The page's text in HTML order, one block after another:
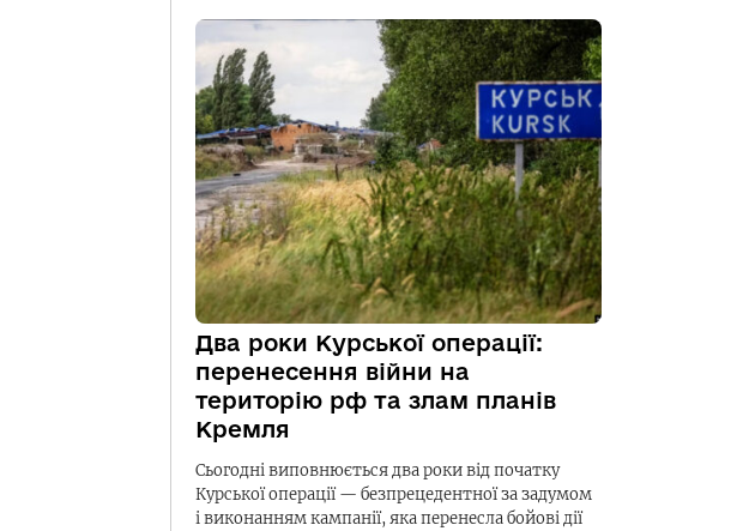
Два роки Курської операції:
перенесення війни на
територію рф та злам планів
Кремля
Сьогодні виповнюється два роки від початку
Курської операції — безпрецедентної за задумом
і виконанням кампанії, яка перенесла бойові дії